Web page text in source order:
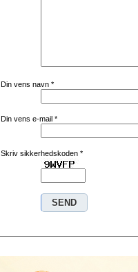
Din vens navn *
Din vens e-mail *
Skriv sikkerhedskoden *